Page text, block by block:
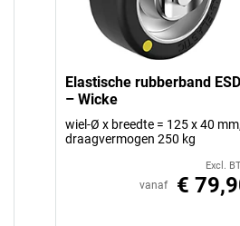
Elastische rubberband ESD
– Wicke
wiel-Ø x breedte = 125 x 40
draagvermogen 250 kg
Excl.
vanaf €